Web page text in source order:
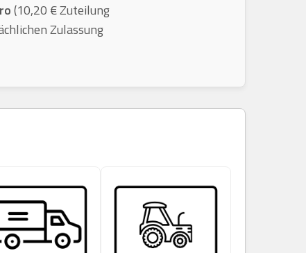
(10,20 € Zuteilung
Zulassung